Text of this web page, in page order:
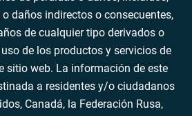
daños indirectos o consecuentes,
de cualquier tipo derivados o
de los productos y servicios de
sitio web. La información de este
a residentes y/o ciudadanos
Canadá, la Federación Rusa,